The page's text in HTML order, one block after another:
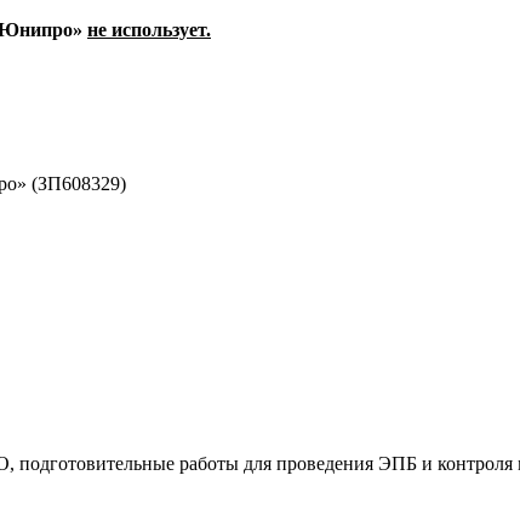
не использует.
(ЗП608329)
работы для проведения ЭПБ и